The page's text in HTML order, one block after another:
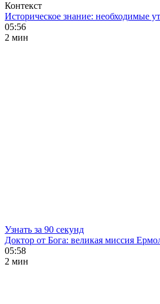
Контекст
Историческое знание: необходимые
05:56
2 мин
Узнать за 90 секунд
Доктор от Бога: великая миссия
05:58
2 мин